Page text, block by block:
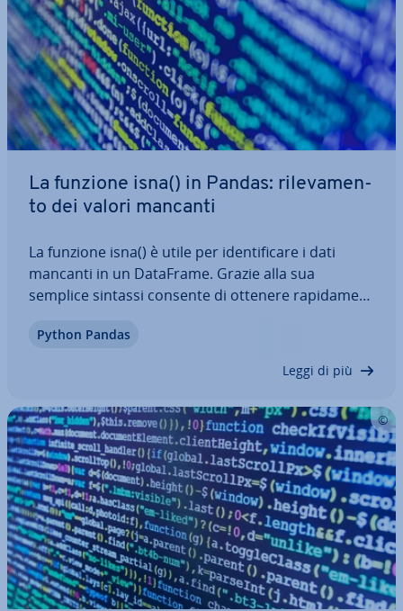
La funzione isna() in Pandas: ri­le­va­men­
to dei valori mancanti
La funzione isna() è utile per iden­ti­fi­ca­re i dati
mancanti in un DataFrame. Grazie alla sua
semplice sintassi consente di ottenere ra­pi­da­men­
ni­re in modo adeguato per ripulire i dati con
Python Pandas
Leggi di più